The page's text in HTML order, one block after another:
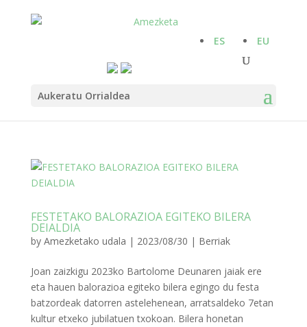
Aukeratu Orrialdea
ES EU
FESTETAKO BALORAZIOA EGITEKO BILERA
DEIALDIA
by Amezketako udala | 2023/08/30 | Berriak
Joan zaizkigu 2023ko Bartolome Deunaren jaiak ere
eta hauen balorazioa egiteko bilera egingo du festa
batzordeak datorren astelehenean, arratsaldeko 7etan
kultur etxeko jubilatuen txokoan. Bilera honetan